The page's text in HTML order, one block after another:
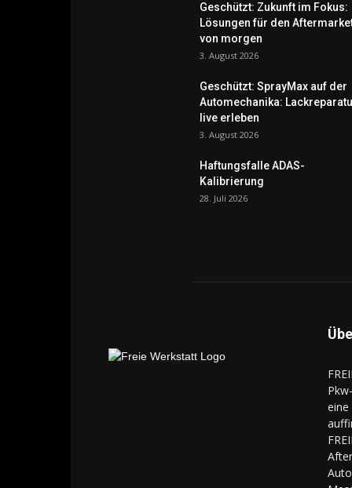
Geschützt: Zukunft im Fokus:
Lösungen für den
von morgen
3. August 2026
Geschützt: SprayMax auf der
Automechanika:
live erleben
3. August 2026
Haftungsfalle ADAS-
Kalibrierung
28. Juli 2026